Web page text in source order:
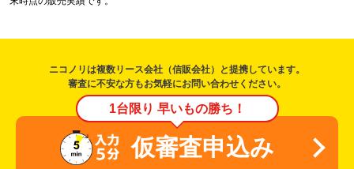
ニコノリは複数リース会社（信販会社）と提携しています。
審査に不安な方もお気軽にお問い合わせください。
1台限り 早いもの勝ち！
仮審査申込み